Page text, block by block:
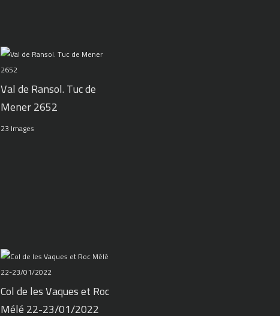
Val de Ransol. Tuc de
Mener 2652
23 Images
Col de les Vaques et Roc
Mélé 22-23/01/2022